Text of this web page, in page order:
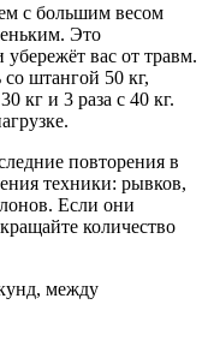
с большим весом
Это
вас от травм.
штангой 50 кг,
кг и 3 раза с 40 кг.
повторения в
техники: рывков,
Если они
количество
между